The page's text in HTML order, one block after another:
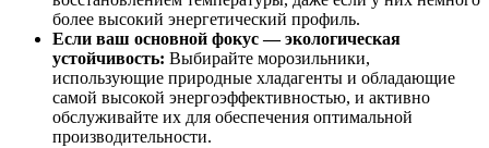
более высокий энергетический профиль.
Если ваш основной фокус — экологическая
устойчивость: Выбирайте морозильники,
использующие природные хладагенты и обладающие
самой высокой энергоэффективностью, и активно
обслуживайте их для обеспечения оптимальной
производительности.